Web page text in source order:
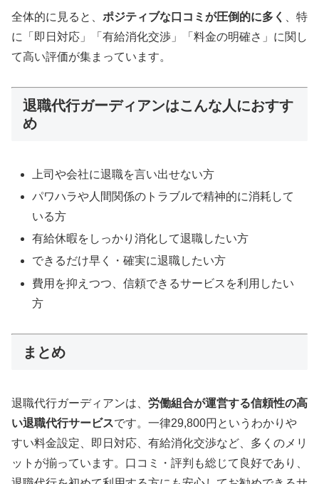
全体的に見ると、 ポジティブな口コミが圧倒的に多く
、特
に「即日対応」「有給消化交渉」「料金の明確さ」に関し
て高い評価が集まっています。
退職代行ガーディアンはこんな人におすす
め
上司や会社に退職を言い出せない方
パワハラや人間関係のトラブルで精神的に消耗して
いる方
有給休暇をしっかり消化して退職したい方
できるだけ早く・確実に退職したい方
費用を抑えつつ、信頼できるサービスを利用したい
方
まとめ
退職代行ガーディアンは、 労働組合が運営する信頼性の高
い退職代行サービスです。一律29,800円というわかりや
すい料金設定、即日対応、有給消化交渉など、多くのメリ
ットが揃っています。口コミ・評判も総じて良好であり、